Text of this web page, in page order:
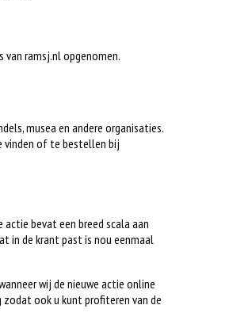
van ramsj.nl opgenomen.
musea en andere organisaties.
vinden of te bestellen bij
bevat een breed scala aan
in de krant past is nou eenmaal
wij de nieuwe actie online
zodat ook u kunt profiteren van de